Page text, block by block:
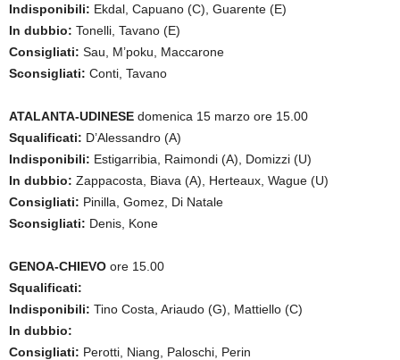
Indisponibili: Ekdal, Capuano (C), Guarente (E)
In dubbio: Tonelli, Tavano (E)
Consigliati: Sau, M’poku, Maccarone
Sconsigliati: Conti, Tavano
ATALANTA-UDINESE domenica 15 marzo ore 15.00
Squalificati: D’Alessandro (A)
Indisponibili: Estigarribia, Raimondi (A), Domizzi (U)
In dubbio: Zappacosta, Biava (A), Herteaux, Wague (U)
Consigliati: Pinilla, Gomez, Di Natale
Sconsigliati: Denis, Kone
GENOA-CHIEVO ore 15.00
Squalificati:
Indisponibili: Tino Costa, Ariaudo (G), Mattiello (C)
In dubbio:
Consigliati: Perotti, Niang, Paloschi, Perin